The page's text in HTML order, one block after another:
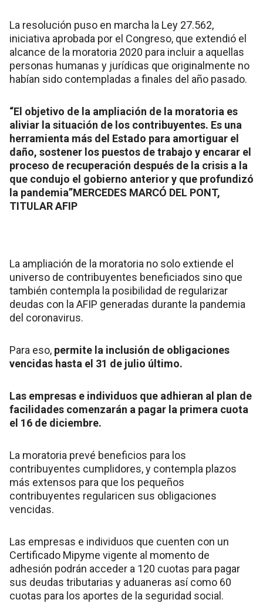
La resolución puso en marcha la Ley 27.562,
iniciativa aprobada por el Congreso, que extendió el
alcance de la moratoria 2020 para incluir a aquellas
personas humanas y jurídicas que originalmente no
habían sido contempladas a finales del año pasado.
“El objetivo de la ampliación de la moratoria es
aliviar la situación de los contribuyentes. Es una
herramienta más del Estado para amortiguar el
daño, sostener los puestos de trabajo y encarar el
proceso de recuperación después de la crisis a la
que condujo el gobierno anterior y que profundizó
la pandemia”MERCEDES MARCÓ DEL PONT,
TITULAR AFIP
La ampliación de la moratoria no solo extiende el
universo de contribuyentes beneficiados sino que
también contempla la posibilidad de regularizar
deudas con la AFIP generadas durante la pandemia
del coronavirus.
Para eso, permite la inclusión de obligaciones
vencidas hasta el 31 de julio último.
Las empresas e individuos que adhieran al plan de
facilidades comenzarán a pagar la primera cuota
el 16 de diciembre.
La moratoria prevé beneficios para los
contribuyentes cumplidores, y contempla plazos
más extensos para que los pequeños
contribuyentes regularicen sus obligaciones
vencidas.
Las empresas e individuos que cuenten con un
Certificado Mipyme vigente al momento de
adhesión podrán acceder a 120 cuotas para pagar
sus deudas tributarias y aduaneras así como 60
cuotas para los aportes de la seguridad social.